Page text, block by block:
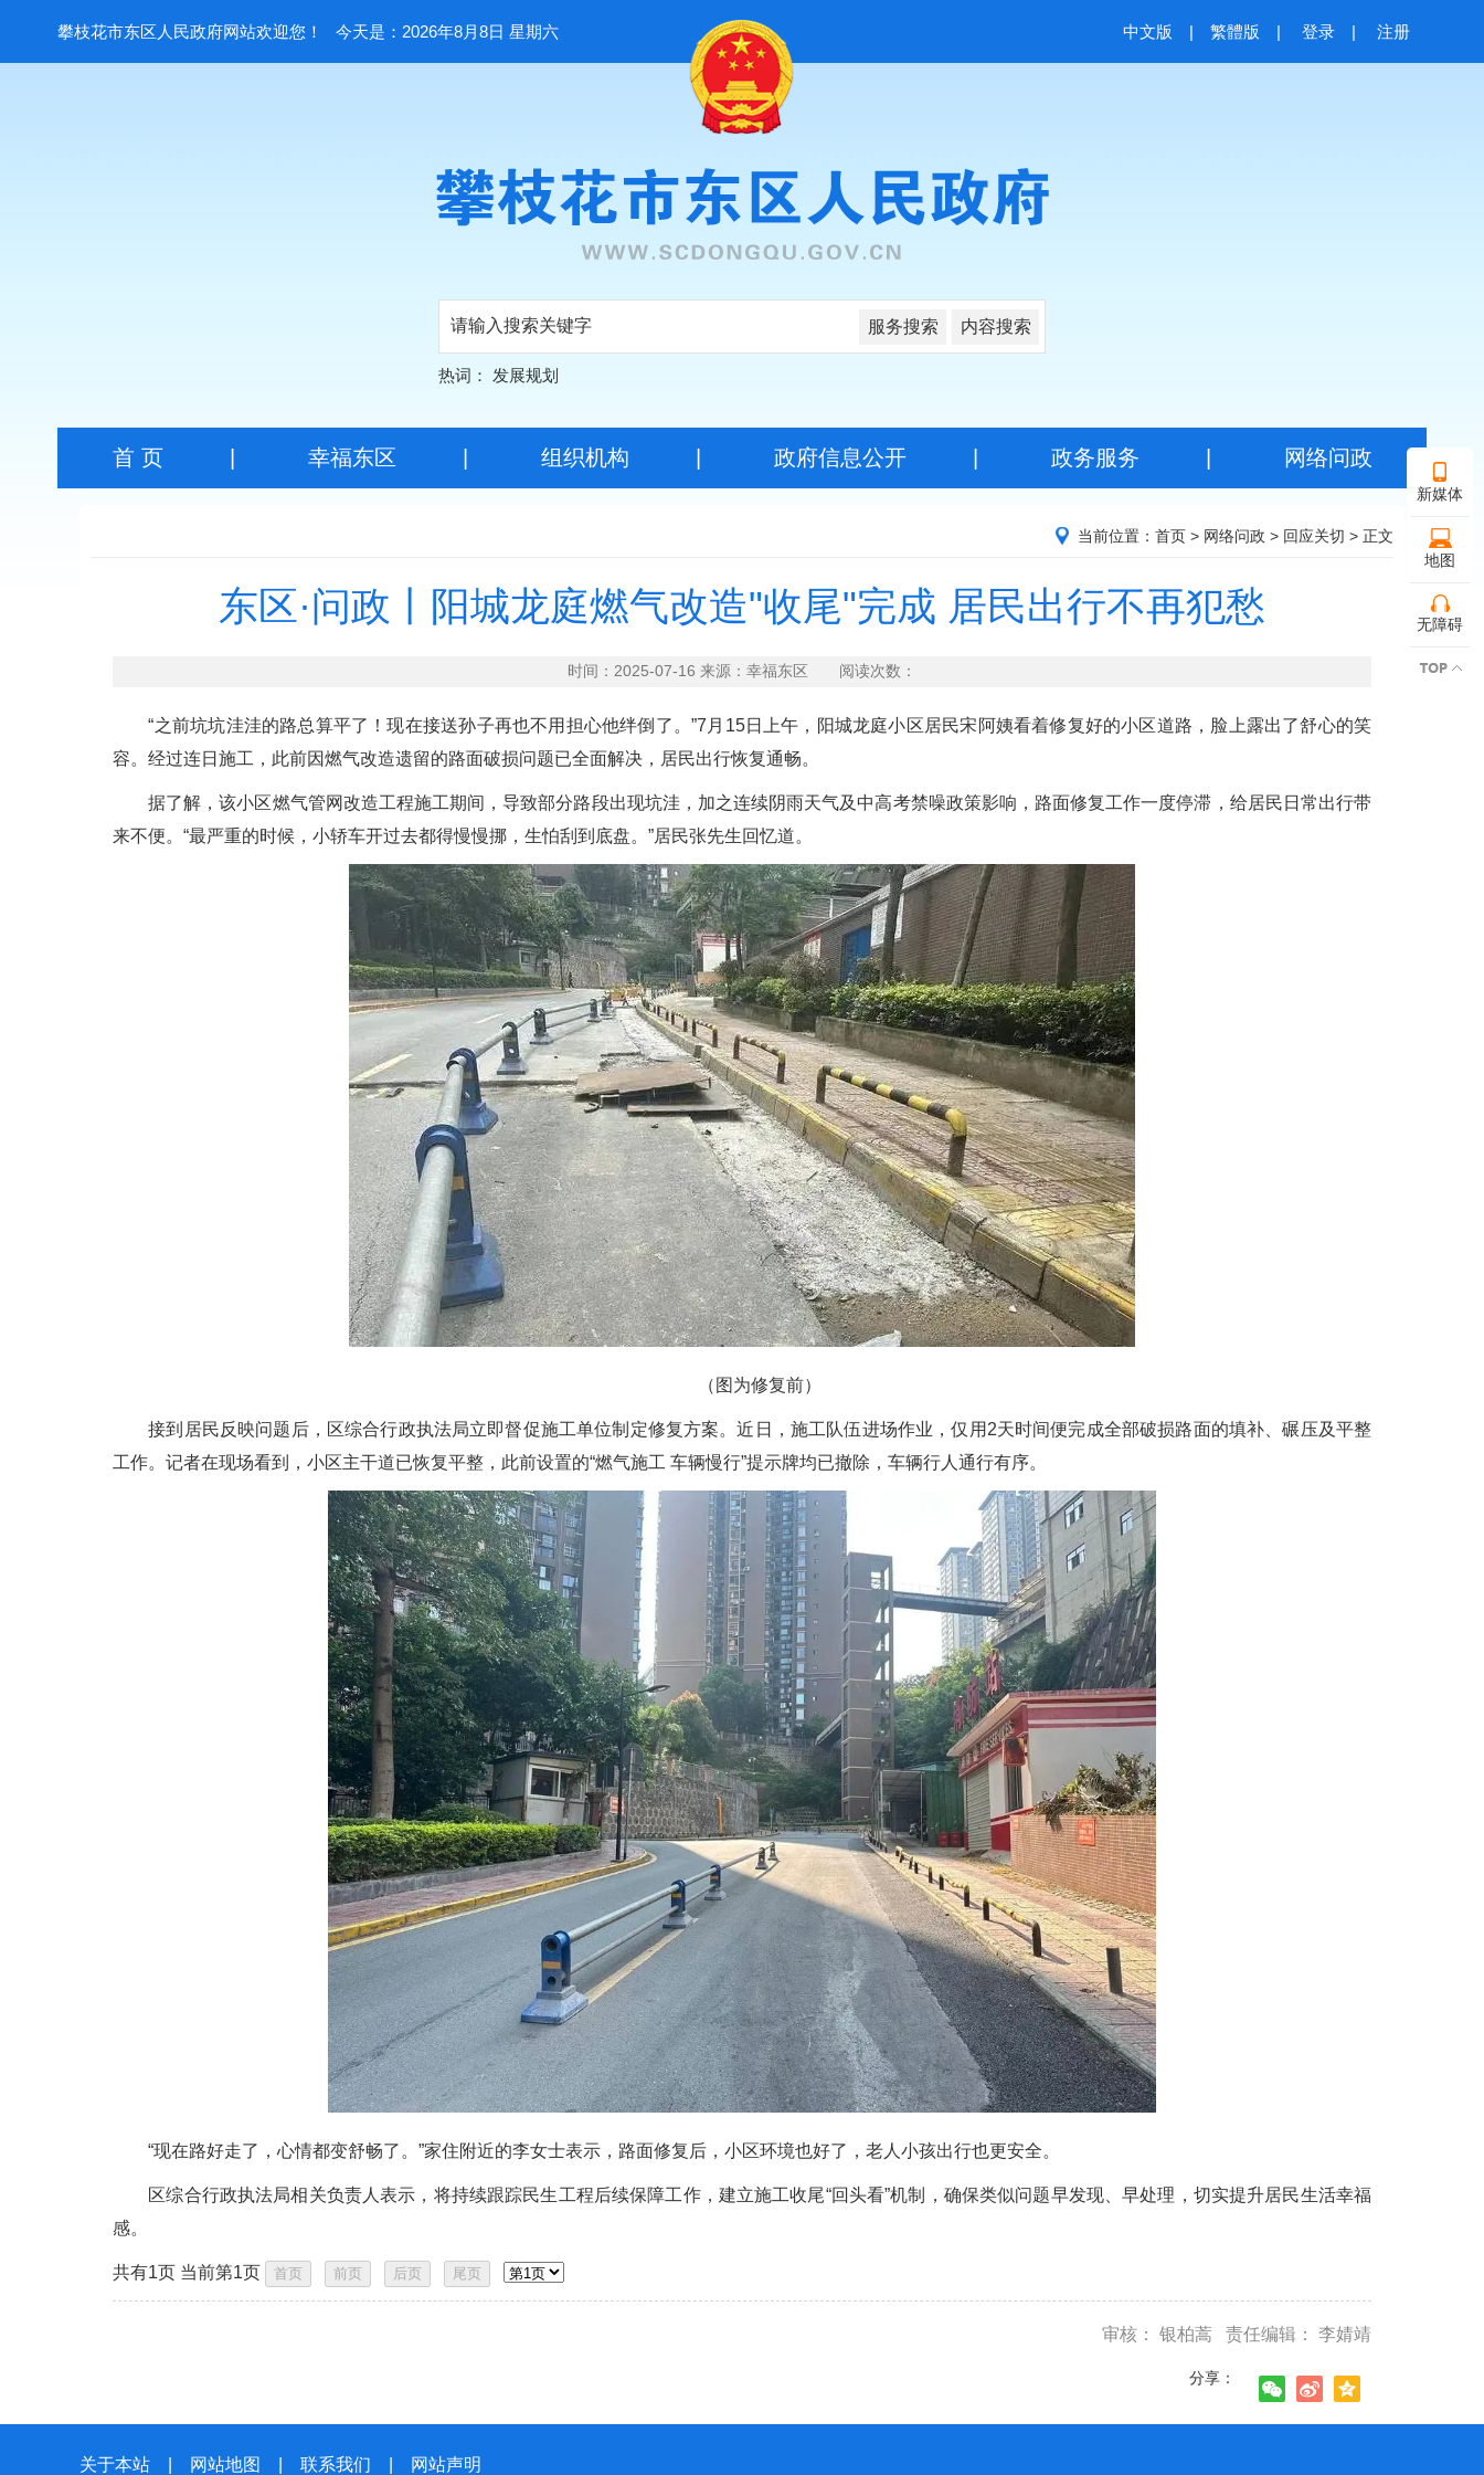
攀枝花市东区人民政府网站欢迎您！ 今天是：2026年8月8日 星期六 中文版 | 繁體版 | 登录 | 注册
服务搜索 内容搜索
热词： 发展规划
新媒体
地图
无障碍
首 页| 幸福东区 组织机构 政府信息公开| 政务服务 网络问政
当前位置： 首页 > 网络问政 > 回应关切 > 正文
东区·问政丨阳城龙庭燃气改造"收尾"完成 居民出行不再犯愁
时间：2025-07-16 来源：幸福东区 阅读次数：
“之前坑坑洼洼的路总算平了！现在接送孙子再也不用担心他绊倒了。”7月15日上午，阳城龙庭小区居民宋阿姨看着修复好的小区道路，脸上露出了舒心的笑
容。经过连日施工，此前因燃气改造遗留的路面破损问题已全面解决，居民出行恢复通畅。
据了解，该小区燃气管网改造工程施工期间，导致部分路段出现坑洼，加之连续阴雨天气及中高考禁噪政策影响，路面修复工作一度停滞，给居民日常出行带
来不便。“最严重的时候，小轿车开过去都得慢慢挪，生怕刮到底盘。”居民张先生回忆道。
（图为修复前）
接到居民反映问题后，区综合行政执法局立即督促施工单位制定修复方案。近日，施工队伍进场作业，仅用2天时间便完成全部破损路面的填补、碾压及平整
工作。记者在现场看到，小区主干道已恢复平整，此前设置的“燃气施工 车辆慢行”提示牌均已撤除，车辆行人通行有序。
“现在路好走了，心情都变舒畅了。”家住附近的李女士表示，路面修复后，小区环境也好了，老人小孩出行也更安全。
区综合行政执法局相关负责人表示，将持续跟踪民生工程后续保障工作，建立施工收尾“回头看”机制，确保类似问题早发现、早处理，切实提升居民生活幸福
感。
共有1页 当前第1页
审核： 银柏蒿 责任编辑： 李婧靖
分享：
关于本站 网站地图 联系我们 网站声明